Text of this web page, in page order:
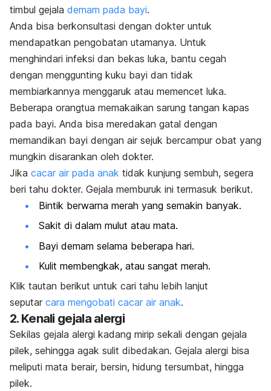
timbul gejala demam pada bayi.
Anda bisa berkonsultasi dengan dokter untuk
mendapatkan pengobatan utamanya. Untuk
menghindari infeksi dan bekas luka, bantu cegah
dengan menggunting kuku bayi dan tidak
membiarkannya menggaruk atau memencet luka.
Beberapa orangtua memakaikan sarung tangan kapas
pada bayi. Anda bisa meredakan gatal dengan
memandikan bayi dengan air sejuk bercampur obat yang
mungkin disarankan oleh dokter.
Jika cacar air pada anak tidak kunjung sembuh, segera
beri tahu dokter. Gejala memburuk ini termasuk berikut.
Bintik berwarna merah yang semakin banyak.
Sakit di dalam mulut atau mata.
Bayi demam selama beberapa hari.
Kulit membengkak, atau sangat merah.
Klik tautan berikut untuk cari tahu lebih lanjut
seputar cara mengobati cacar air anak.
2. Kenali gejala alergi
Sekilas gejala alergi kadang mirip sekali dengan gejala
pilek, sehingga agak sulit dibedakan. Gejala alergi bisa
meliputi mata berair, bersin, hidung tersumbat, hingga
pilek.